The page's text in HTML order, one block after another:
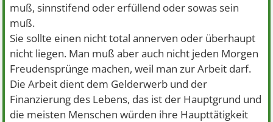
muß, sinnstifend oder erfüllend oder sowas sein
muß.
Sie sollte einen nicht total annerven oder überhaupt
nicht liegen. Man muß aber auch nicht jeden Morgen
Freudensprünge machen, weil man zur Arbeit darf.
Die Arbeit dient dem Gelderwerb und der
Finanzierung des Lebens, das ist der Hauptgrund und
die meisten Menschen würden ihre Haupttätigkeit